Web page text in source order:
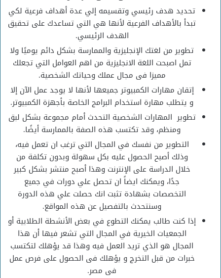
تحديد هدف رئيسي وتقسيمه إلي عدة أهداف فرعية لكي
تبدأ بالأهداف الفرعية لأنها هي التي تساعدك على تحقيق
الهدف الرئيسي.
تطوير من لغتك الإنجليزية والممارسة بشكل دائم يوميًا ولا
تمل اصبحت اللغة الانجليزية من اهم العوامل التي تجعلك
مميزا فى مجال عملك وحياتك الشخصية.
إتقان مهارات الكمبيوتر جميعها لأنها لا يوجد عمل الآن إلا
و يتطلب مهارة استخدام البرامج الخاصة بأجهزة الكمبيوتر.
تطوير المهارات الشخصية التحدث أمام مجموعة بشكل لبق
ومنظم، وقد تكتسب هذه الصفة بالممارسة أيضًا.
التطوير من نفسك في المجال التي ترغب ان تعمل فيه،
وذلك أصبح الحصول عليه بكل سهولة وبدون تكلفة من
خلال الدراسة على الإنترنت وهذا أصبح منتشر بشكل كبير
جدًا، ويمكنك ايضاً ان تحصل علي دورات في جميع
التخصصات بشهادة تثبت انك حصلت علي هذه الدورة
وسنتحدث بالتفصيل عن هذه المواقع.
إذا كنت طالب يمكنك التطوع في بعض الأنشطة الطلابية أو
الجمعيات الخيرية في المجال التي تشعر فيها أن هذا
المجال هو الذي تريد العمل فيه وهذا قد يؤهلك لتكتسب
خبرات من قبل التخرج و يؤهلك فى الحصول على فرص عمل
فى مصر.